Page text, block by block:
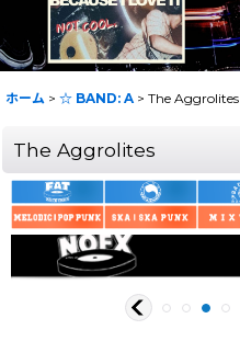
ホーム > ☆ BAND: A > The Aggrolites
The Aggrolites